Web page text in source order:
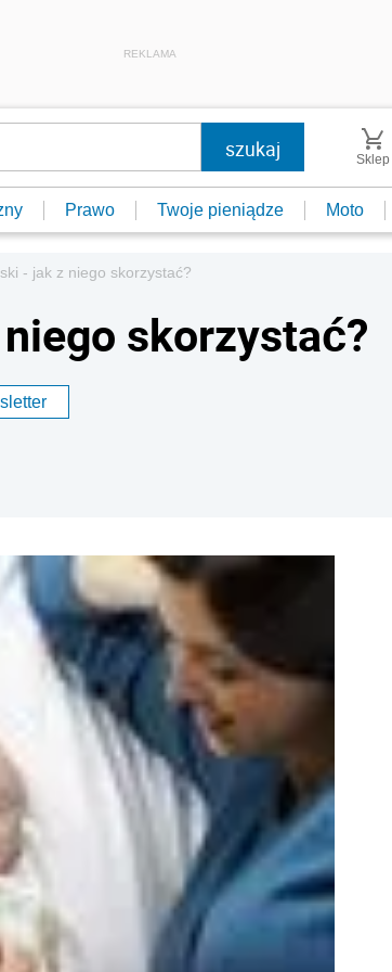
REKLAMA
Sklep
Prawo Twoje pieniądze Moto
- jak z niego skorzystać?
skorzystać?